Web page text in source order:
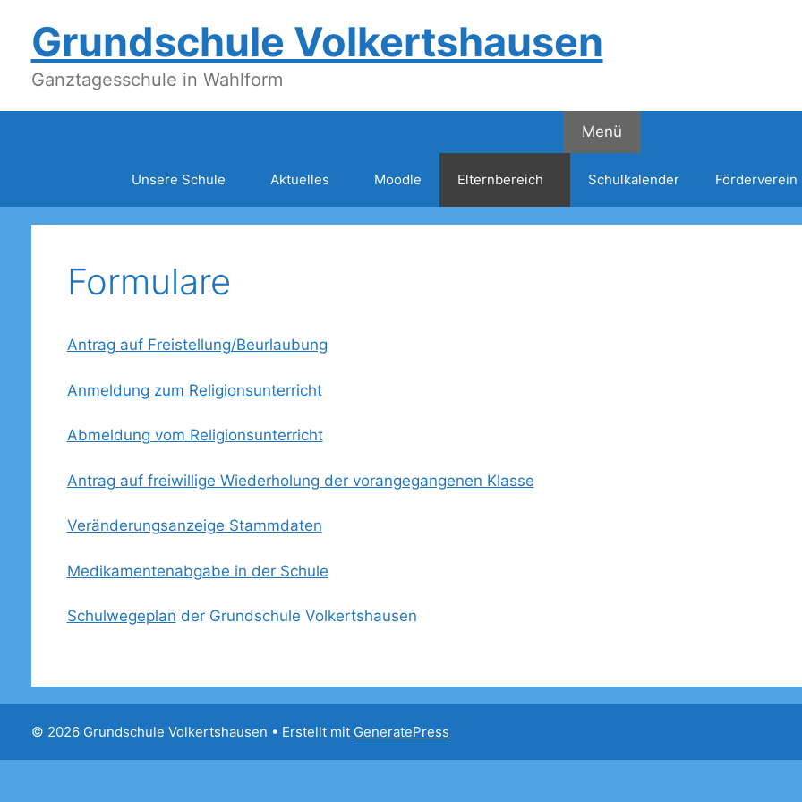
Inhalt
springenGrundschule Volkertshausen
Ganztagesschule in Wahlform
Menü
Unsere Schule Aktuelles Moodle Elternbereich Schulkalender Förderverein
Formulare
Antrag auf Freistellung/Beurlaubung
Anmeldung zum Religionsunterricht
Abmeldung vom Religionsunterricht
Antrag auf freiwillige Wiederholung der vorangegangenen Klasse
Veränderungsanzeige Stammdaten
Medikamentenabgabe in der Schule
Schulwegeplan der Grundschule Volkertshausen
© 2026 Grundschule Volkertshausen • Erstellt mit GeneratePress